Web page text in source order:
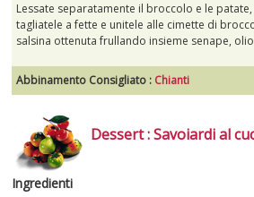
Lessate separatamente il broccolo e le
tagliatele a fette e unitele alle cimette di
salsina ottenuta frullando insieme senape,
Abbinamento Consigliato : Chianti
Dessert : Savoiardi al
Ingredienti